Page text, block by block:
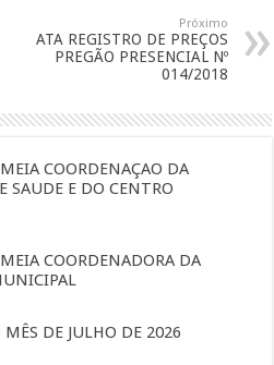
Próximo
ATA REGISTRO DE PREÇOS
PREGÃO PRESENCIAL Nº
014/2018
COORDENAÇAO DA
SAUDE E DO CENTRO
COORDENADORA DA
DE JULHO DE 2026